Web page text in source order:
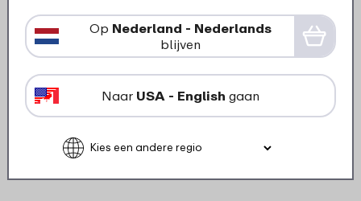
1399
Bekijk Bestel
Op Nederland - Nederlands
blijven
Naar USA - English gaan